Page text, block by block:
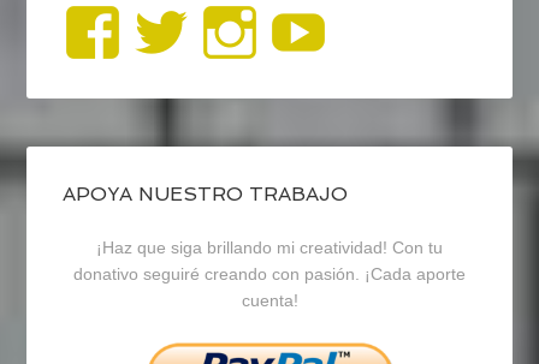
Ver
perfil
de
blogrecursosep
en
Facebook
Ver
perfil
de
recursosep
en
Twitter
Ver
perfil
de
recursosep
en
Instagram
APOYA NUESTRO TRABAJO
¡Haz que siga brillando mi creatividad! Con tu
donativo seguiré creando con pasión. ¡Cada aporte
cuenta!